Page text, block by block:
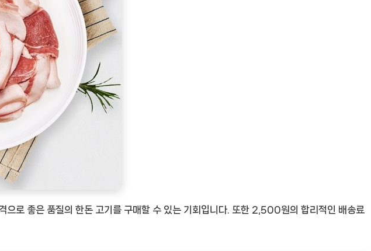
로 좋은 품질의 한돈 고기를 구매할 수 있는 기회입니다. 또한 2,500원의 합리적인 배송료